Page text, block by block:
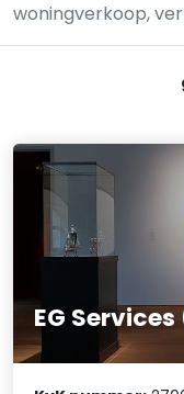
woningverkoop,
EG